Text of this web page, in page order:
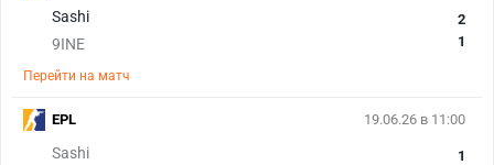
Sashi
9INE
2
1
Перейти на матч
19.06.26 в 11:00
Sashi
1
EPL